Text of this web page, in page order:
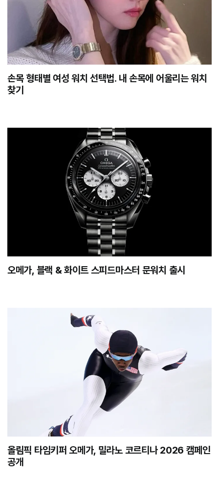
손목 형태별 여성 워치 선택법. 내 손목에 어울리는 워치
찾기
오메가, 블랙 & 화이트 스피드마스터 문워치 출시
올림픽 타임키퍼 오메가, 밀라노 코르티나 2026 캠페인
공개